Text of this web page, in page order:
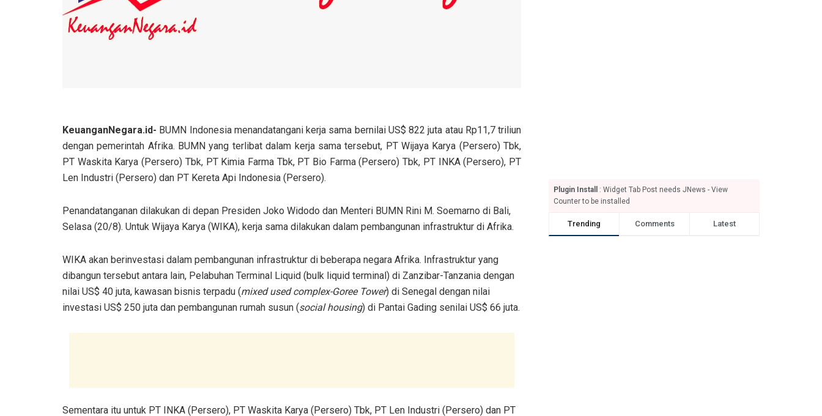
KeuanganNegara.id- BUMN Indonesia menandatangani kerja sama bernilai US$ 822 juta atau Rp11,7 triliun
dengan pemerintah Afrika. BUMN yang terlibat dalam kerja sama tersebut, PT Wijaya Karya (Persero) Tbk,
PT Waskita Karya (Persero) Tbk, PT Kimia Farma Tbk, PT Bio Farma (Persero) Tbk, PT INKA (Persero), PT
Len Industri (Persero) dan PT Kereta Api Indonesia (Persero).
Penandatanganan dilakukan di depan Presiden Joko Widodo dan Menteri BUMN Rini M. Soemarno di Bali,
Selasa (20/8). Untuk Wijaya Karya (WIKA), kerja sama dilakukan dalam pembangunan infrastruktur di Afrika.
WIKA akan berinvestasi dalam pembangunan infrastruktur di beberapa negara Afrika. Infrastruktur yang
dibangun tersebut antara lain, Pelabuhan Terminal Liquid (bulk liquid terminal) di Zanzibar-Tanzania dengan
nilai US$ 40 juta, kawasan bisnis terpadu (mixed used complex-Goree Tower) di Senegal dengan nilai
investasi US$ 250 juta dan pembangunan rumah susun (social housing) di Pantai Gading senilai US$ 66 juta.
Sementara itu untuk PT INKA (Persero), PT Waskita Karya (Persero) Tbk, PT Len Industri (Persero) dan PT
Plugin Install
: Widget Tab Post needs JNews - View
Counter to be installed
Trending Comments Latest